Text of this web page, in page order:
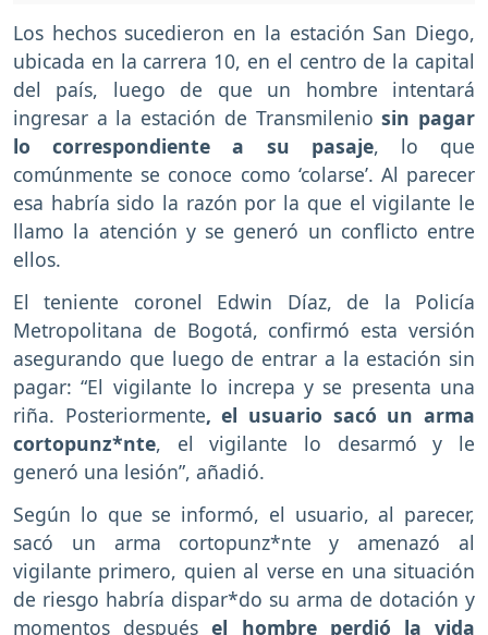
Los hechos sucedieron en la estación San Diego,
ubicada en la carrera 10, en el centro de la capital
del país, luego de que un hombre intentará
ingresar a la estación de Transmilenio sin pagar
lo correspondiente a su pasaje, lo que
comúnmente se conoce como ‘colarse’. Al parecer
esa habría sido la razón por la que el vigilante le
llamo la atención y se generó un conflicto entre
ellos.
El teniente coronel Edwin Díaz, de la Policía
Metropolitana de Bogotá, confirmó esta versión
asegurando que luego de entrar a la estación sin
pagar: “El vigilante lo increpa y se presenta una
riña. Posteriormente, el usuario sacó un arma
cortopunz*nte, el vigilante lo desarmó y le
generó una lesión”, añadió.
Según lo que se informó, el usuario, al parecer,
sacó un arma cortopunz*nte y amenazó al
vigilante primero, quien al verse en una situación
de riesgo habría dispar*do su arma de dotación y
momentos despuésel hombre perdió la vida